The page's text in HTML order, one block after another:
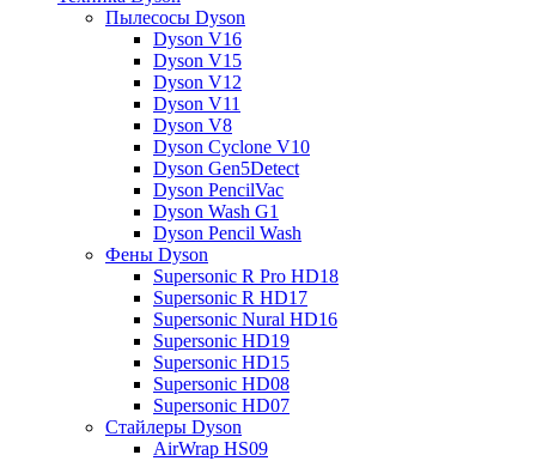
Пылесосы Dyson
Dyson V16
Dyson V15
Dyson V12
Dyson V11
Dyson V8
Dyson Cyclone V10
Dyson Gen5Detect
Dyson PencilVac
Dyson Wash G1
Dyson Pencil Wash
Фены Dyson
Supersonic R Pro HD18
Supersonic R HD17
Supersonic Nural HD16
Supersonic HD19
Supersonic HD15
Supersonic HD08
Supersonic HD07
Стайлеры Dyson
AirWrap HS09